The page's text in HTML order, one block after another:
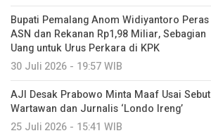
Bupati Pemalang Anom Widiyantoro Peras
ASN dan Rekanan Rp1,98 Miliar, Sebagian
Uang untuk Urus Perkara di KPK
30 Juli 2026 - 19:57 WIB
AJI Desak Prabowo Minta Maaf Usai Sebut
Wartawan dan Jurnalis ‘Londo Ireng’
25 Juli 2026 - 15:41 WIB